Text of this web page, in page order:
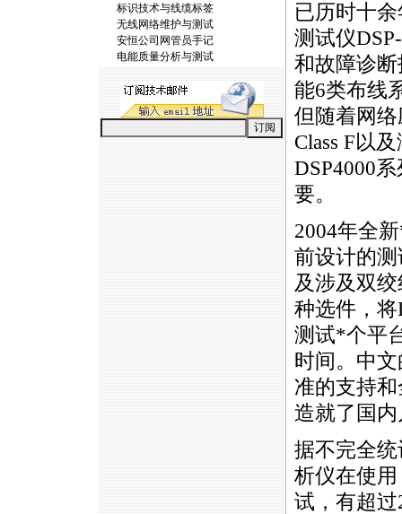
标识技术与线缆标签
无线网络维护与测试
安恒公司网管员手记
电能质量分析与测试
已历时十
测试仪
和故障诊
能6类布线
但随着网
Class F以
DSP4000
要。
2004年全新
前设计的
及涉及双
种选件，
测试*个平
时间。中
准的支持
造就了国
据不完全
析仪在使
试，有超